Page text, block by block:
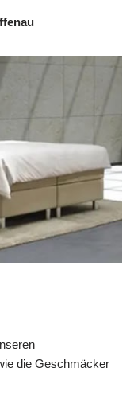
die Geschmäcker